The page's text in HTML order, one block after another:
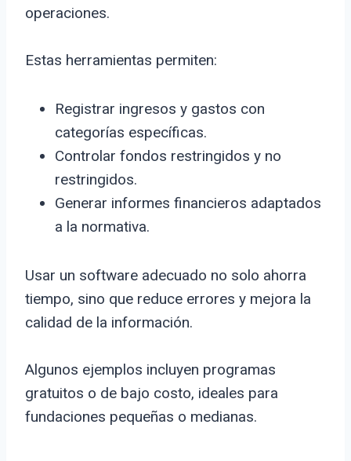
operaciones.
Estas herramientas permiten:
Registrar ingresos y gastos con
categorías específicas.
Controlar fondos restringidos y no
restringidos.
Generar informes financieros adaptados
a la normativa.
Usar un software adecuado no solo ahorra
tiempo, sino que reduce errores y mejora la
calidad de la información.
Algunos ejemplos incluyen programas
gratuitos o de bajo costo, ideales para
fundaciones pequeñas o medianas.